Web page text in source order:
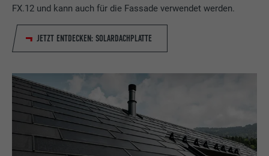
FX.12 und kann auch für die Fassade verwendet werden.
JETZT ENTDECKEN: SOLARDACHPLATTE